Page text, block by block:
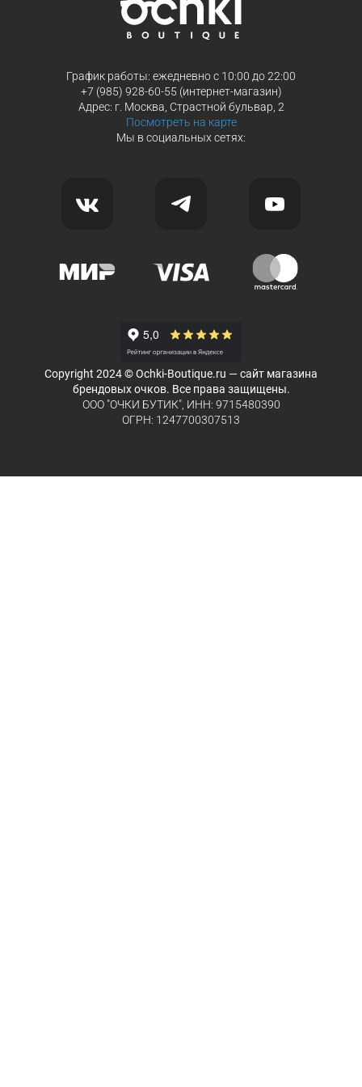
График работы: ежедневно с 10:00 до 22:00
+7 (985) 928-60-55 (интернет-магазин)
Адрес: г. Москва, Страстной бульвар, 2
Посмотреть на карте
Мы в социальных сетях:
Copyright 2024 © Ochki-Boutique.ru — сайт магазина
брендовых очков. Все права защищены.
ООО "ОЧКИ БУТИК", ИНН: 9715480390
ОГРН: 1247700307513